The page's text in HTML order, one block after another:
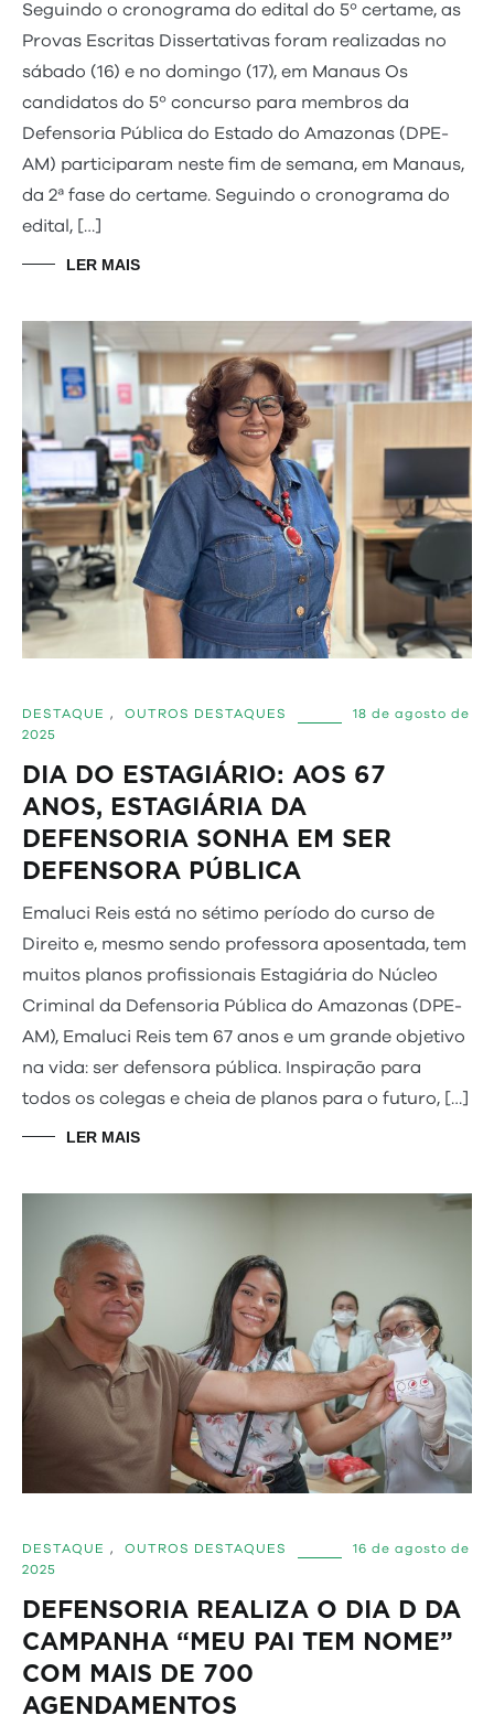
Seguindo o cronograma do edital do 5º certame, as
Provas Escritas Dissertativas foram realizadas no
sábado (16) e no domingo (17), em Manaus Os
candidatos do 5º concurso para membros da
Defensoria Pública do Estado do Amazonas (DPE-
AM) participaram neste fim de semana, em Manaus,
da 2ª fase do certame. Seguindo o cronograma do
edital, […]
LER MAIS
DESTAQUE , OUTROS DESTAQUES
18 de agosto de
2025
DIA DO ESTAGIÁRIO: AOS 67
ANOS, ESTAGIÁRIA DA
DEFENSORIA SONHA EM SER
DEFENSORA PÚBLICA
Emaluci Reis está no sétimo período do curso de
Direito e, mesmo sendo professora aposentada, tem
muitos planos profissionais Estagiária do Núcleo
Criminal da Defensoria Pública do Amazonas (DPE-
AM), Emaluci Reis tem 67 anos e um grande objetivo
na vida: ser defensora pública. Inspiração para
todos os colegas e cheia de planos para o futuro, […]
LER MAIS
DESTAQUE , OUTROS DESTAQUES
16 de agosto de
2025
DEFENSORIA REALIZA O DIA D DA
CAMPANHA “MEU PAI TEM NOME”
COM MAIS DE 700
AGENDAMENTOS